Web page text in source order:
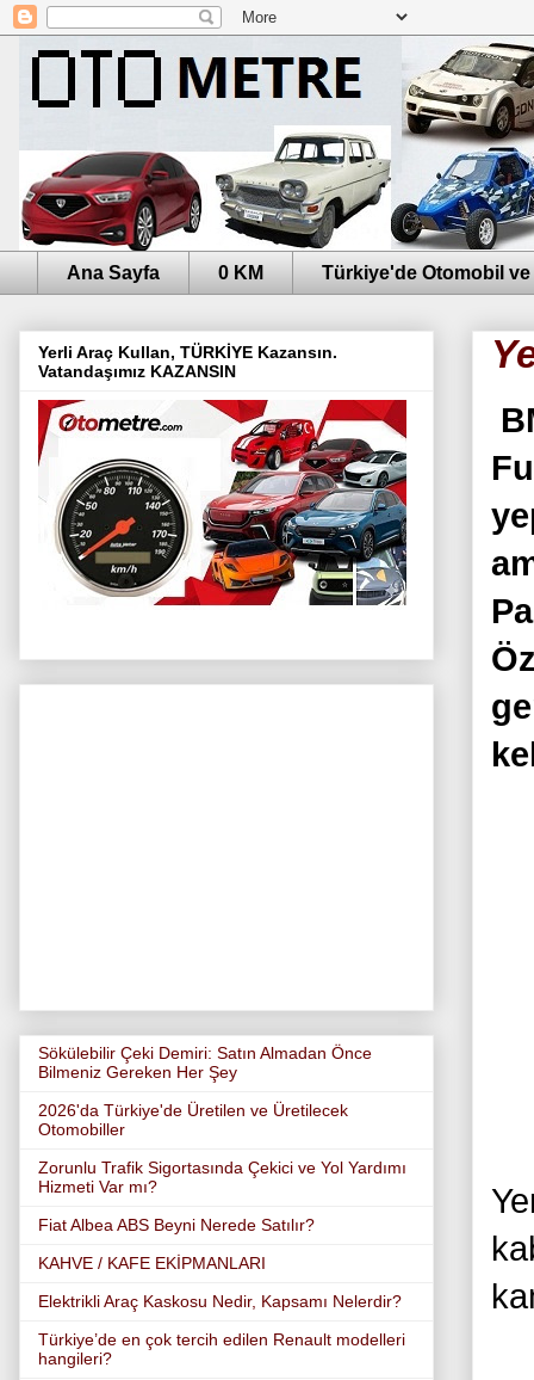
Ana Sayfa 0 KM Türkiye'de Otomobil
Yerli Araç Kullan, TÜRKİYE Kazansın.
Vatandaşımız KAZANSIN
Sökülebilir Çeki Demiri: Satın Almadan Önce
Bilmeniz Gereken Her Şey
2026'da Türkiye'de Üretilen ve Üretilecek
Otomobiller
Zorunlu Trafik Sigortasında Çekici ve Yol Yardımı
Hizmeti Var mı?
Fiat Albea ABS Beyni Nerede Satılır?
KAHVE / KAFE EKİPMANLARI
Elektrikli Araç Kaskosu Nedir, Kapsamı Nelerdir?
Türkiye’de en çok tercih edilen Renault modelleri
hangileri?